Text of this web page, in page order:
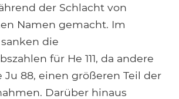
der Schlacht von
Namen gemacht. Im
die
für He 111, da andere
Ju 88, einen größeren Teil der
Darüber hinaus